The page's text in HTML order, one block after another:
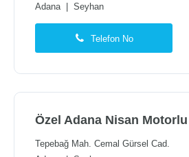
Adana| Seyhan
Telefon No
Tepebağ Mah. Cemal Gürsel Cad.